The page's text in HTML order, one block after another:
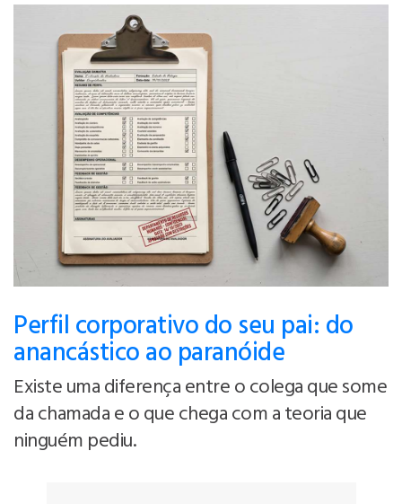
Perfil corporativo do seu pai: do
anancástico ao paranóide
Existe uma diferença entre o colega que some
da chamada e o que chega com a teoria que
ninguém pediu.